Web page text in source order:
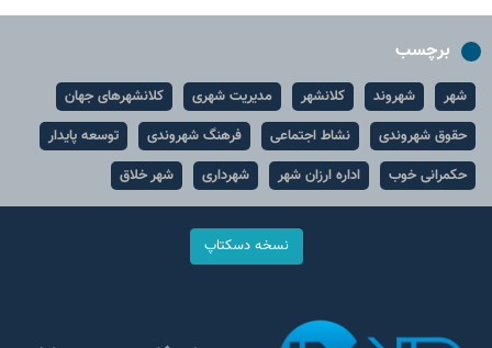
برچسب
شهر شهروند کلانشهر مدیریت شهری
کلانشهرهای جهان
حقوق شهروندی
نشاط اجتماعی فرهنگ شهروندی
توسعه پایدار
حکمرانی خوب
اداره ارزان شهر شهرداری شهر خلاق
نسخه دسکتاپ